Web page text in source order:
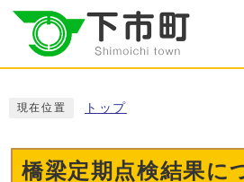
現在位置 トップ
橋梁定期点検結果に